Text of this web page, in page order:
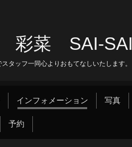
彩菜 SAI‐SAI
タッフ一同心よりおもてなしいたします。
インフォメーション 写真
予約